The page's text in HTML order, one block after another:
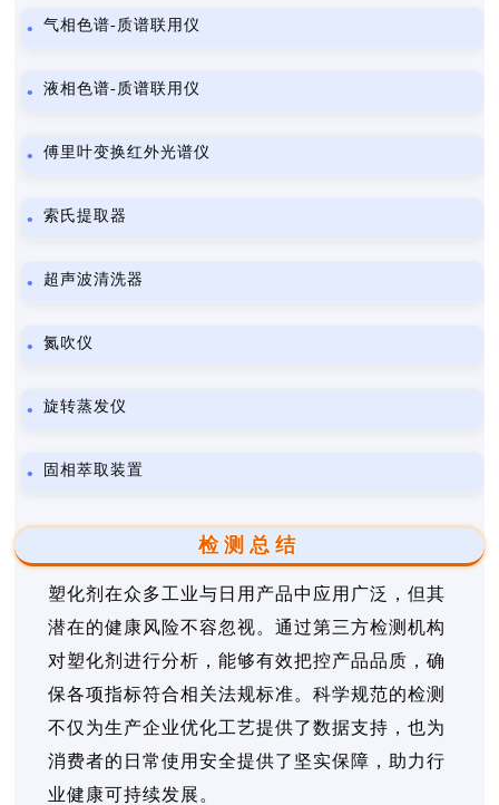
气相色谱-质谱联用仪
液相色谱-质谱联用仪
傅里叶变换红外光谱仪
索氏提取器
超声波清洗器
氮吹仪
旋转蒸发仪
固相萃取装置
检测总结
塑化剂在众多工业与日用产品中应用广泛，但其
潜在的健康风险不容忽视。通过第三方检测机构
对塑化剂进行分析，能够有效把控产品品质，确
保各项指标符合相关法规标准。科学规范的检测
不仅为生产企业优化工艺提供了数据支持，也为
消费者的日常使用安全提供了坚实保障，助力行
业健康可持续发展。